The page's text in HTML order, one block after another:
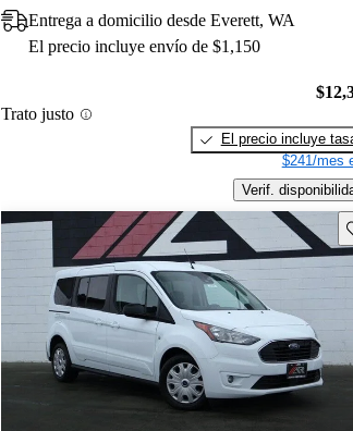
Entrega a domicilio desde Everett, WA
El precio incluye envío de $1,150
Trato justo
El precio incluye
$241/mes
Verif.